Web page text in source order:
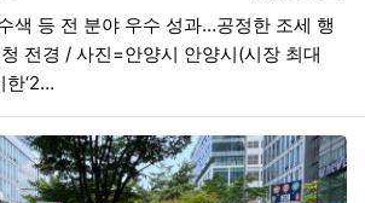
색 등 전 분야 우수 성과…공정한 조세 행
전경 / 사진=안양시 안양시(시장 최대
한‘2…